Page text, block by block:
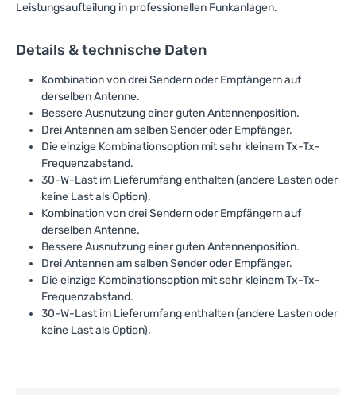
Leistungsaufteilung in professionellen Funkanlagen.
Details & technische Daten
Kombination von drei Sendern oder Empfängern auf
derselben Antenne.
Bessere Ausnutzung einer guten Antennenposition.
Drei Antennen am selben Sender oder Empfänger.
Die einzige Kombinationsoption mit sehr kleinem Tx-Tx-
Frequenzabstand.
30-W-Last im Lieferumfang enthalten (andere Lasten oder
keine Last als Option).
Kombination von drei Sendern oder Empfängern auf
derselben Antenne.
Bessere Ausnutzung einer guten Antennenposition.
Drei Antennen am selben Sender oder Empfänger.
Die einzige Kombinationsoption mit sehr kleinem Tx-Tx-
Frequenzabstand.
30-W-Last im Lieferumfang enthalten (andere Lasten oder
keine Last als Option).